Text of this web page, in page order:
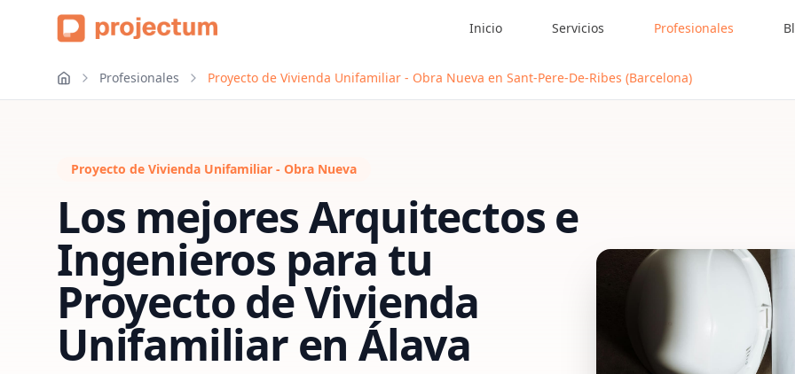
Inicio Servicios Profesionales
Profesionales Proyecto de Vivienda Unifamiliar - Obra Nueva en Sant-Pere-De-Ribes (Barcelona)
Proyecto de Vivienda Unifamiliar - Obra Nueva
Los mejores Arquitectos e
Ingenieros para tu
Proyecto de Vivienda
UnifamiliarenÁlava